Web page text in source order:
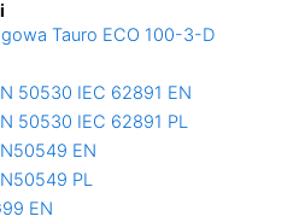
Tauro ECO 100-3-D
50530 IEC 62891 EN
50530 IEC 62891 PL
EN
PL
EN